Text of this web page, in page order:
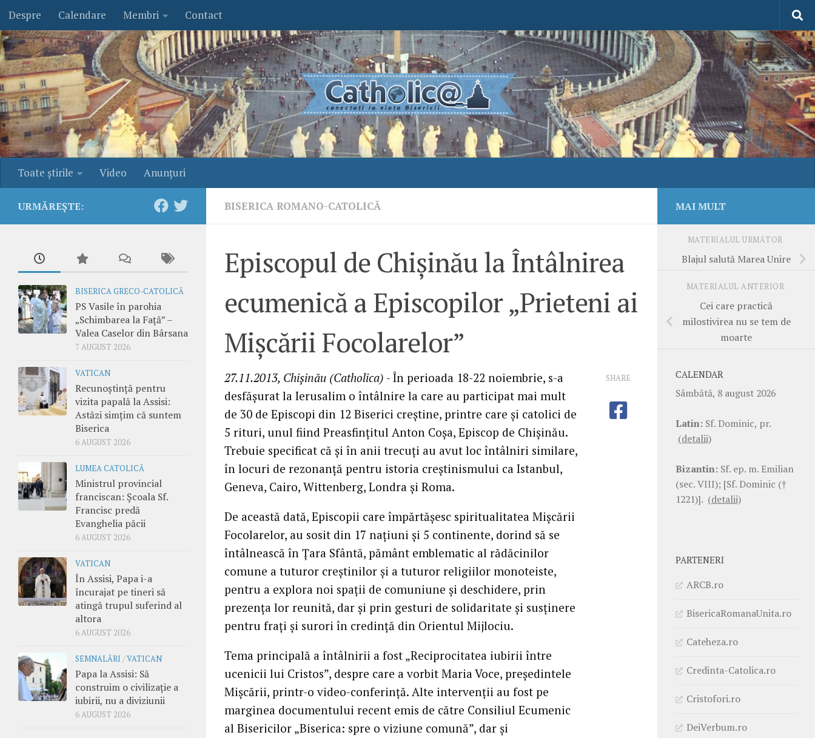
Skip to content
Despre Calendare Membri Contact
Toate ştirile Video Anunţuri
BISERICA ROMANO-CATOLICĂ
Episcopul de Chişinău la Întâlnirea
ecumenică a Episcopilor „Prieteni ai
Mişcării Focolarelor”
27.11.2013, Chişinău (Catholica) - În perioada 18-22 noiembrie, s-a
desfăşurat la Ierusalim o întâlnire la care au participat mai mult
de 30 de Episcopi din 12 Biserici creştine, printre care şi catolici de
5 rituri, unul fiind Preasfinţitul Anton Coşa, Episcop de Chişinău.
Trebuie specificat că şi în anii trecuţi au avut loc întâlniri similare,
în locuri de rezonanţă pentru istoria creştinismului ca Istanbul,
Geneva, Cairo, Wittenberg, Londra şi Roma.
De această dată, Episcopii care împărtăşesc spiritualitatea Mişcării
Focolarelor, au sosit din 17 naţiuni şi 5 continente, dorind să se
întâlnească în Ţara Sfântă, pământ emblematic al rădăcinilor
comune a tuturor creştinilor şi a tuturor religiilor monoteiste,
pentru a explora noi spaţii de comuniune şi deschidere, prin
prezenţa lor reunită, dar şi prin gesturi de solidaritate şi susţinere
pentru fraţi şi surori în credinţă din Orientul Mijlociu.
Tema principală a întâlnirii a fost „Reciprocitatea iubirii între
ucenicii lui Cristos”, despre care a vorbit Maria Voce, preşedintele
Mişcării, printr-o video-conferinţă. Alte intervenţii au fost pe
marginea documentului recent emis de către Consiliul Ecumenic
al Bisericilor „Biserica: spre o viziune comună”, dar şi
SHARE
URMĂREȘTE:
BISERICA GRECO-CATOLICĂ
PS Vasile în parohia
„Schimbarea la Față” –
Valea Caselor din Bârsana
7 AUGUST 2026
VATICAN
Recunoștință pentru
vizita papală la Assisi:
Astăzi simțim că suntem
Biserica
6 AUGUST 2026
LUMEA CATOLICĂ
Ministrul provincial
franciscan: Școala Sf.
Francisc predă
Evanghelia păcii
6 AUGUST 2026
VATICAN
În Assisi, Papa i-a
încurajat pe tineri să
atingă trupul suferind al
altora
6 AUGUST 2026
SEMNALĂRI /VATICAN
Papa la Assisi: Să
construim o civilizație a
iubirii, nu a diviziunii
6 AUGUST 2026
MAI MULT
MATERIALUL URMĂTOR
Blajul salută Marea Unire
MATERIALUL ANTERIOR
Cei care practică
milostivirea nu se tem de
moarte
CALENDAR
Sâmbătă, 8 august 2026
Latin: Sf. Dominic, pr.
(detalii)
Bizantin: Sf. ep. m. Emilian
(sec. VIII); [Sf. Dominic (†
1221)]. (detalii)
PARTENERI
ARCB.ro
BisericaRomanaUnita.ro
Cateheza.ro
Credinta-Catolica.ro
Cristofori.ro
DeiVerbum.ro